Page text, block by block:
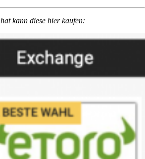
hat kann diese hier kaufen: